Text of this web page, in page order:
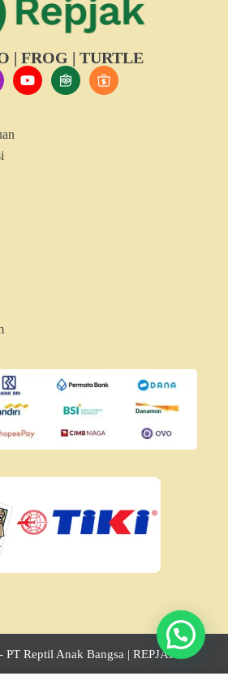
| FROG | TURTLE
Reptil Anak Bangsa | REPJAK